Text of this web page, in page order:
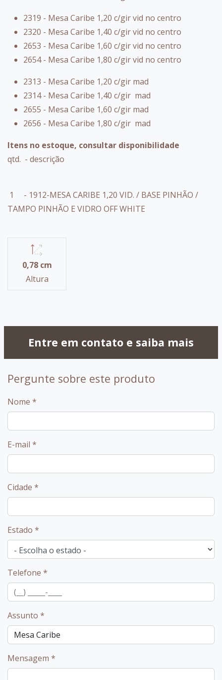
2319 - Mesa Caribe 1,20 c/gir vid no centro
2320 - Mesa Caribe 1,40 c/gir vid no centro
2653 - Mesa Caribe 1,60 c/gir vid no centro
2654 - Mesa Caribe 1,80 c/gir vid no centro
2313 - Mesa Caribe 1,20 c/gir mad
2314 - Mesa Caribe 1,40 c/gir mad
2655 - Mesa Caribe 1,60 c/gir mad
2656 - Mesa Caribe 1,80 c/gir mad
Itens no estoque, consultar disponibilidade
qtd. - descrição
1 - 1912-MESA CARIBE 1,20 VID. / BASE PINHÃO /
TAMPO PINHÃO E VIDRO OFF WHITE
0,78 cm
Altura
Entre em contato e saiba mais
Pergunte sobre este produto
Nome *
E-mail *
Cidade *
Estado *
Telefone *
Assunto *
Mensagem *